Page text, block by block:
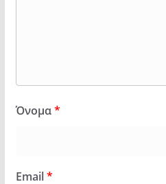
Όνομα*
Email*